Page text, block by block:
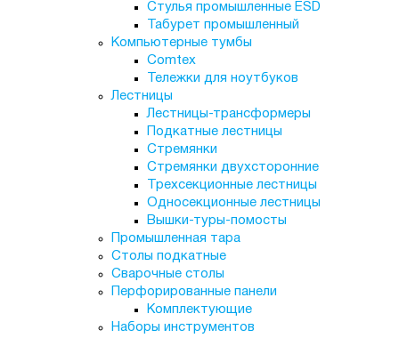
Стулья промышленные ESD
Табурет промышленный
Компьютерные тумбы
Comtex
Тележки для ноутбуков
Лестницы
Лестницы-трансформеры
Подкатные лестницы
Стремянки
Стремянки двухсторонние
Трехсекционные лестницы
Односекционные лестницы
Вышки-туры-помосты
Промышленная тара
Столы подкатные
Сварочные столы
Перфорированные панели
Комплектующие
Наборы инструментов